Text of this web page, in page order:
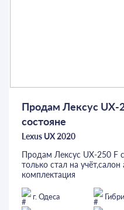
Продам Лексус UX-
состояне
Lexus UX 2020
Продам Лексус UX-250 F
только стал на
комплектация
г. Одеса